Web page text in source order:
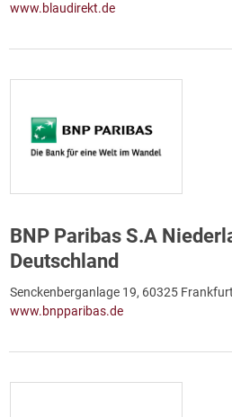
www.blaudirekt.de
BNP Paribas S.A
Deutschland
Senckenberganlage 19, 60325
www.bnpparibas.de